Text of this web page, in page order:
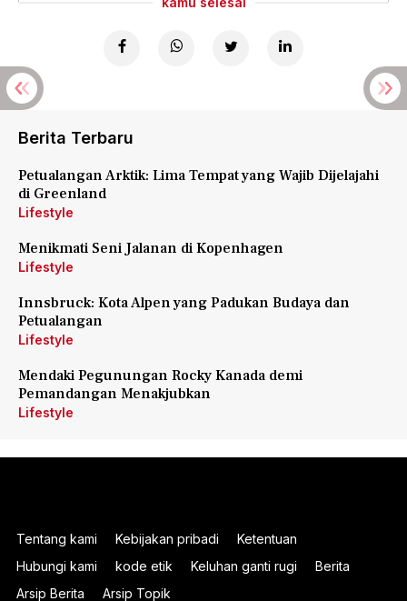
Berita Terbaru
Petualangan Arktik: Lima Tempat yang Wajib Dijelajahi
di Greenland
Lifestyle
Menikmati Seni Jalanan di Kopenhagen
Lifestyle
Innsbruck: Kota Alpen yang Padukan Budaya dan
Petualangan
Lifestyle
Mendaki Pegunungan Rocky Kanada demi
Pemandangan Menakjubkan
Lifestyle
Tentang kami Kebijakan pribadi
Ketentuan
Hubungi kami
kode etik Keluhan ganti rugi
Berita
Arsip Berita
Arsip Topik